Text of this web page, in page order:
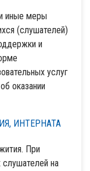
иные меры
(слушателей)
и
услуг
оказании
ИНТЕРНАТА
При
слушателей на